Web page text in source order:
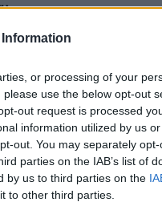
or processing of your
use the below opt-out
out request is processed
information utilized by us
out. You may separately
parties on the IAB’s list of
by us to third parties on the
to other third parties.
ότι το 2014 η
νομοθεσία, είχε
εναντίον του
οργάνωση.
με την προσωπική